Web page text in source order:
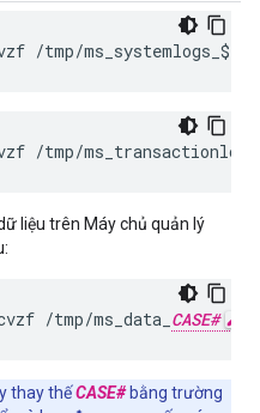
/tmp/
/tmp/
liệu trên Máy chủ quản lý
/tmp/ms_data_ CASE#
thay thếCASE#bằng trường